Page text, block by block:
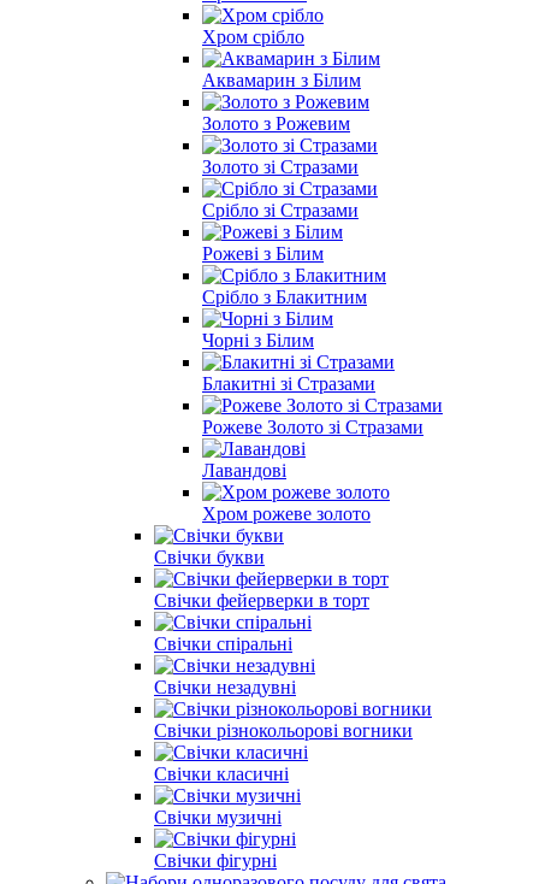
Хром срібло
Аквамарин з Білим
Золото з Рожевим
Золото зі Стразами
Срібло зі Стразами
Рожеві з Білим
Срібло з Блакитним
Чорні з Білим
Блакитні зі Стразами
Рожеве Золото зі Стразами
Лавандові
Хром рожеве золото
Свічки букви
Свічки фейерверки в торт
Свічки спіральні
Свічки незадувні
Свічки різнокольорові вогники
Свічки класичні
Свічки музичні
Свічки фігурні